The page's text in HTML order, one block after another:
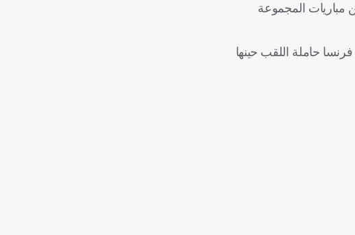
مباريات المجموعة
عام 2002، عندما فازت السنغال على فرنسا حاملة اللقب حينها